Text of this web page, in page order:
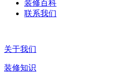
装修百科
联系我们
关于我们
装修知识